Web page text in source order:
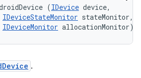
(IDevice device,
IDeviceStateMonitor stateMonitor,
IDeviceMonitor allocationMonitor)
.